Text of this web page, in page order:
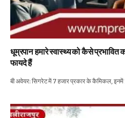
धूम्रपान हमारे स्वास्थ्य को कैसे
फायदे हैं
बी अवेयर: सिगरेट में 7 हजार प्रकार के कैमिकल,